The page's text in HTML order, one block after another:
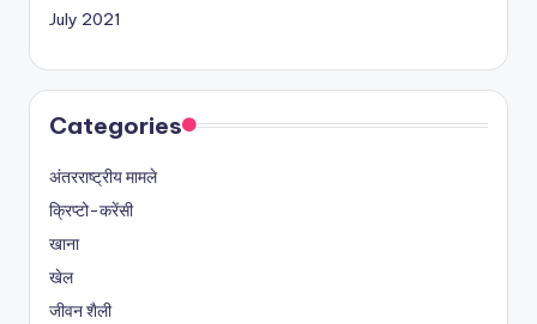
July 2021
Categories
अंतरराष्ट्रीय मामले
क्रिप्टो-करेंसी
खाना
खेल
जीवन शैली